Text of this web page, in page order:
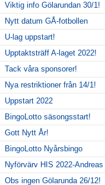
Viktig info Gölarundan 30/1!
Nytt datum GÅ-fotbollen
U-lag uppstart!
Upptaktsträff A-laget 2022!
Tack våra sponsorer!
Nya restriktioner från 14/1!
Uppstart 2022
BingoLotto säsongsstart!
Gott Nytt År!
BingoLotto Nyårsbingo
Nyförvärv HIS 2022-
Obs ingen Gölarunda 26/12!